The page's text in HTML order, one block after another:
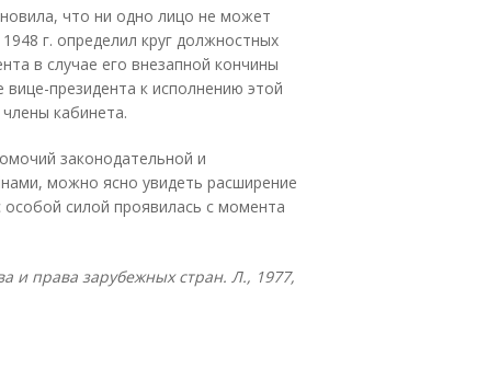
что ни одно лицо не может
г. определил круг должностных
в случае его внезапной кончины
президента к исполнению этой
кабинета.
законодательной и
можно ясно увидеть расширение
силой проявилась с момента
и права зарубежных стран. Л., 1977,